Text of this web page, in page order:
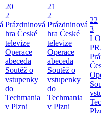
20
2
Prázdninová
hra České
televize
Operace
abeceda
Soutěž o
vstupenky
do
Techmania
v Plzni
21
2
Prázdninová
hra České
televize
Operace
abeceda
Soutěž o
vstupenky
do
Techmania
v Plzni
22
3